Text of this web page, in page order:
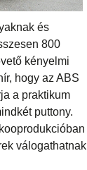
és
800
kényelmi
hogy az ABS
a praktikum
puttony.
válogathatnak